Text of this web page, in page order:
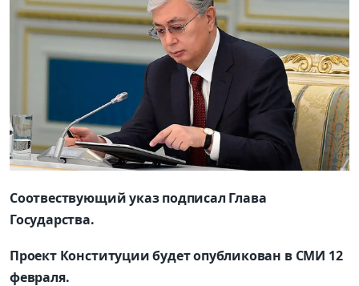
Соотвествующий указ подписал Глава
Государства.
Проект Конституции будет опубликован в СМИ 12
февраля.